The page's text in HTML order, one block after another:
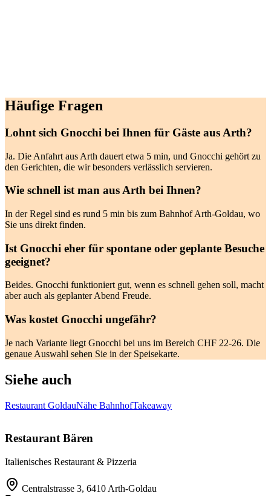
Häufige Fragen
Lohnt sich Gnocchi bei Ihnen für Gäste aus Arth?
Ja. Die Anfahrt aus Arth dauert etwa 5 min, und Gnocchi gehört zu
den Gerichten, die wir besonders verlässlich servieren.
Wie schnell ist man aus Arth bei Ihnen?
In der Regel sind es rund 5 min bis zum Bahnhof Arth-Goldau, wo
Sie uns direkt finden.
Ist Gnocchi eher für spontane oder geplante Besuche
geeignet?
Beides. Gnocchi funktioniert gut, wenn es schnell gehen soll, macht
aber auch als geplanter Abend Freude.
Was kostet Gnocchi ungefähr?
Je nach Variante liegt Gnocchi bei uns im Bereich CHF 22-26. Die
genaue Auswahl sehen Sie in der Speisekarte.
Siehe auch
Restaurant GoldauNähe BahnhofTakeaway
Restaurant Bären
Italienisches Restaurant & Pizzeria
Centralstrasse 3, 6410 Arth-Goldau